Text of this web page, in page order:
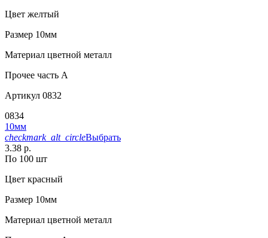
Цвет желтый
Размер 10мм
Материал цветной металл
Прочее часть A
Артикул 0832
0834
10мм
checkmark_alt_circleВыбрать
3.38 р.
По 100 шт
Цвет красный
Размер 10мм
Материал цветной металл